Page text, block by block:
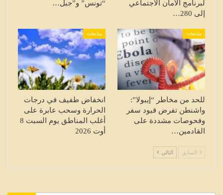
لبرنامج الأمان الاجتماعي
إلى 280…
“تونس” و”جبل…
متابعات
للحد من مخاطر “إيبولا”:
واشنطن تفرض قيود سفر
وفحوصات مشددة على
القادمين…
متابعات
انخفاض طفيف في درجات
الحرارة وسحب عابرة على
أغلب المناطق يوم السبت 8
أوت 2026
السابق التالي